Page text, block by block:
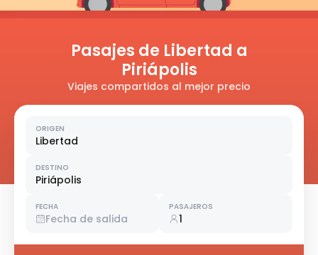
Pasajes de Libertad a
Piriápolis
Viajes compartidos al mejor precio
ORIGEN
Libertad
DESTINO
Piriápolis
FECHA
Fecha de salida
PASAJEROS
1